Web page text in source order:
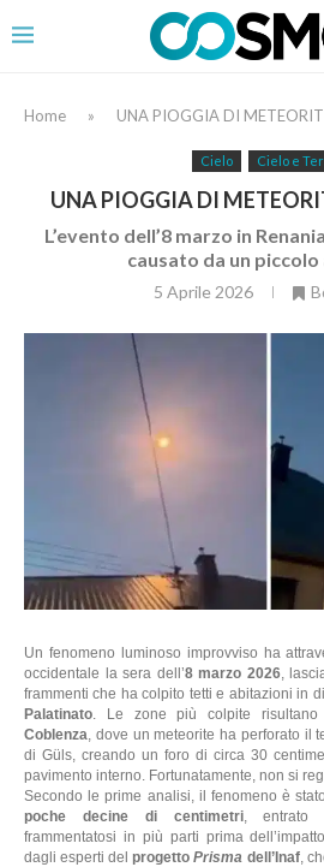
Home » UNA PIOGGIA DI
Cielo Cielo e
UNA PIOGGIA DI
L’evento dell’8 marzo in
causato da un
5 Aprile 2026
Un fenomeno luminoso improvviso ha
occidentale la sera dell’8 marzo 2026,
frammenti che ha colpito tetti e abitazioni in
Palatinato. Le zone più colpite risultano
Coblenza, dove un meteorite ha perforato il
di Güls, creando un foro di circa 30
pavimento interno. Fortunatamente, non si
Secondo le prime analisi, il fenomeno è
poche decine di centimetri, entrato
frammentatosi in più parti prima
dagli esperti delprogettoPrisma dell’Inaf,